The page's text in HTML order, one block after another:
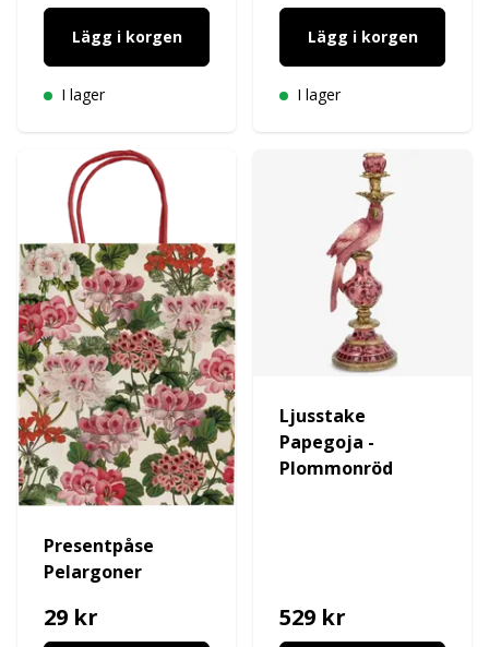
Lägg i korgen
I lager
Lägg i korgen
I lager
Presentpåse
Pelargoner
29 kr
Ljusstake
Papegoja -
Plommonröd
529 kr